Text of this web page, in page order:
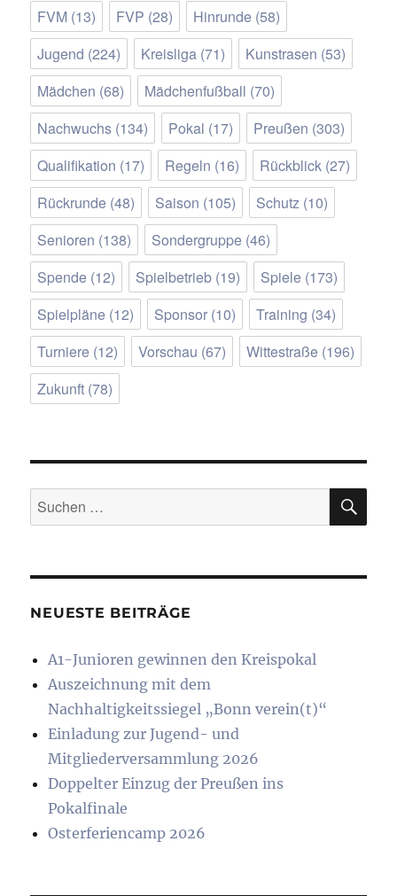
FVM (13) FVP (28) Hinrunde (58)
Jugend (224) Kreisliga (71) Kunstrasen (53)
Mädchen (68) Mädchenfußball (70)
Nachwuchs (134) Pokal (17) Preußen (303)
Qualifikation (17) Regeln (16) Rückblick (27)
Rückrunde (48) Saison (105) Schutz (10)
Senioren (138) Sondergruppe (46)
Spende (12) Spielbetrieb (19) Spiele (173)
Spielpläne (12) Sponsor (10) Training (34)
Turniere (12) Vorschau (67) Wittestraße (196)
Zukunft (78)
Suchen
nach:
NEUESTE BEITRÄGE
A1-Junioren gewinnen den Kreispokal
Auszeichnung mit dem
Nachhaltigkeitssiegel „Bonn verein(t)“
Einladung zur Jugend- und
Mitgliederversammlung 2026
Doppelter Einzug der Preußen ins
Pokalfinale
Osterferiencamp 2026